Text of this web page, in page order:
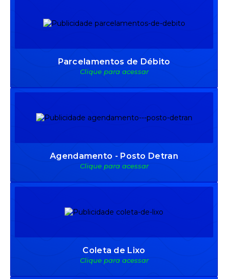
Parcelamentos de Débito
Clique para acessar
Agendamento - Posto Detran
Clique para acessar
Coleta de Lixo
Clique para acessar